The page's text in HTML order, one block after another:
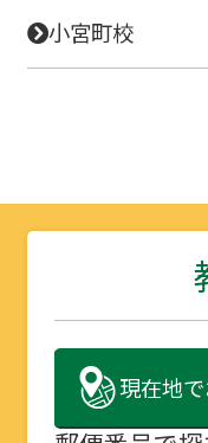
小宮町校
現在地で